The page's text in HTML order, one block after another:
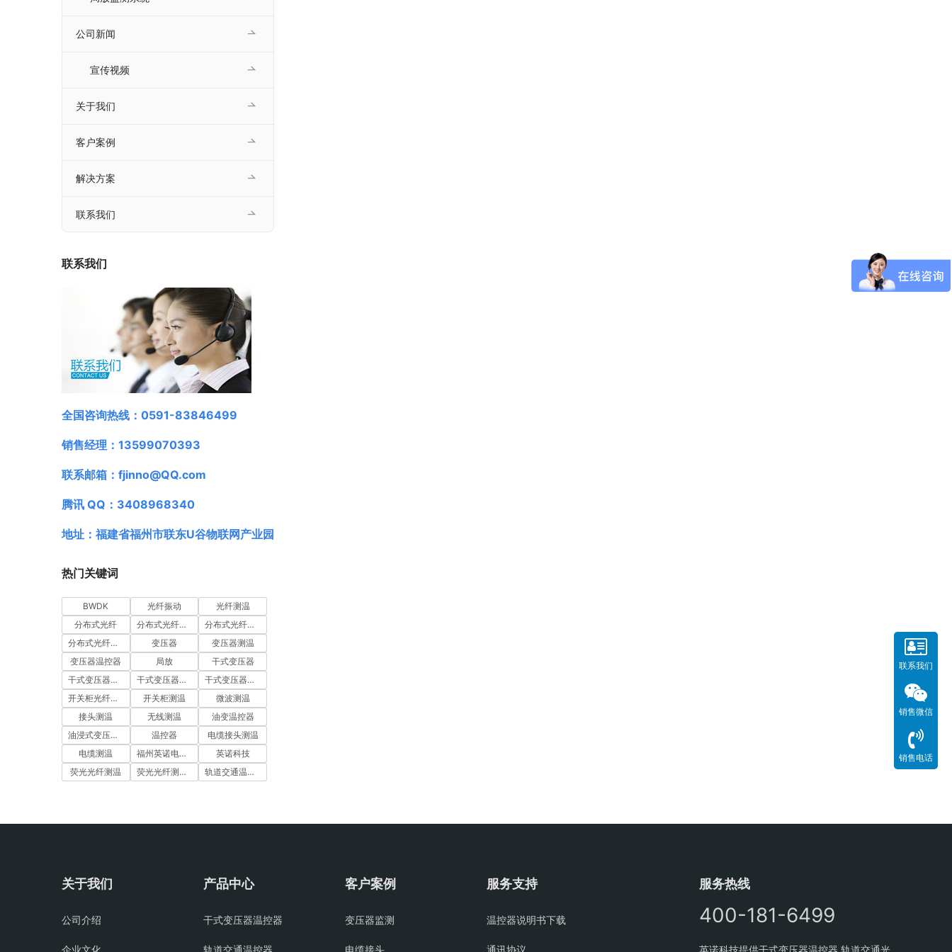
公司新闻
宣传视频
关于我们
客户案例
解决方案
联系我们
联系我们
全国咨询热线：0591-83846499
销售经理：13599070393
联系邮箱：fjinno@QQ.com
腾讯 QQ：3408968340
地址：福建省福州市联东U谷物联网产业园
热门关键词
BWDK 光纤振动
光纤测温
分布式光纤
分布式光纤周界
分布式光纤测温
分布式光纤测温系统
变压器
变压器测温
变压器温控器
局放
干式变压器
干式变压器温度控制器
干式变压器温控仪
干式变压器温控器
开关柜光纤测温
开关柜测温
微波测温
接头测温
无线测温
油变温控器
油浸式变压器测温
温控器
电缆接头测温
电缆测温
福州英诺电子科技有限公司
英诺科技
荧光光纤测温
荧光光纤测温系统 轨道交通温控器
关于我们
公司介绍
产品中心
干式变压器温控器
客户案例
变压器监测
服务支持
温控器说明书下载
服务热线
400-181-6499
联系我们
销售微信
销售电话